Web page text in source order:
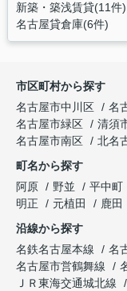
新築・築浅賃貸(11件)
名古屋貸倉庫(6件)
市区町村から探す
名古屋市中川区
名
名古屋市緑区
清須
名古屋市南区
北名
町名から探す
阿原
野並 平中町
明正
元植田
鹿田
沿線から探す
名鉄名古屋本線
名
名古屋市営鶴舞線
ＪＲ東海交通城北線